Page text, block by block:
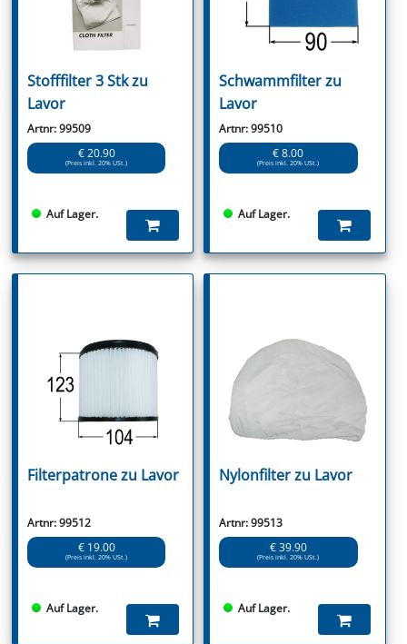
Stofffilter 3 Stk zu
Lavor
Artnr: 99509
€ 20.90
(Preis inkl. 20% USt.)
Auf Lager.
Schwammfilter zu
Lavor
Artnr: 99510
€ 8.00
(Preis inkl. 20% USt.)
Auf Lager.
Filterpatrone zu Lavor
Artnr: 99512
€ 19.00
(Preis inkl. 20% USt.)
Auf Lager.
Nylonfilter zu Lavor
Artnr: 99513
€ 39.90
(Preis inkl. 20% USt.)
Auf Lager.